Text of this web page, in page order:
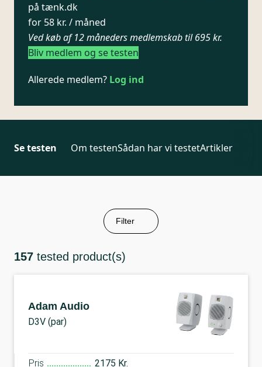
på tænk.dk
for 58 kr. / måned
Ved køb af 12 måneders medlemskab til 695 kr.
Bliv medlem og se testen
Allerede medlem? Log ind
Se testen Om testenSådan har vi testetArtikler
Filter
157 tested product(s)
Adam Audio
D3V (par)
Pris 2175 Kr.